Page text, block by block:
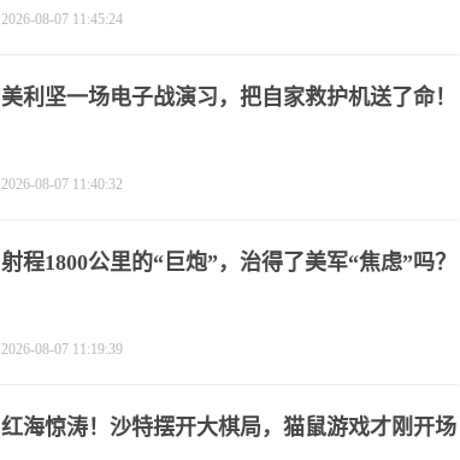
2026-08-07 11:45:24
美利坚一场电子战演习，把自家救护机送了命！
2026-08-07 11:40:32
射程1800公里的“巨炮”，治得了美军“焦虑”吗？
2026-08-07 11:19:39
红海惊涛！沙特摆开大棋局，猫鼠游戏才刚开场